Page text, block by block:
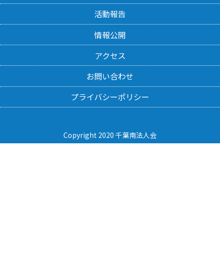
活動報告
情報公開
アクセス
お問い合わせ
プライバシーポリシー
Copyright 2020 千葉南法人会